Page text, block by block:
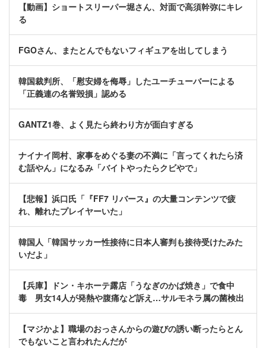
【動画】ショートスリーパー堀さん、対面で高須幹弥にキレ
る
FGOさん、またとんでもないフィギュアを出してしまう
韓国裁判所、「慰安婦を侮辱」したユーチューバーによる
「正義連の名誉毀損」認める
GANTZ1巻、よく見たら終わり方が面白すぎる
ナイナイ岡村、家事をめぐる妻の不満に「言ってくれたら済
む話やん」になるみ「バイトやったらクビやで」
【悲報】浜口氏「『FF7 リバース』の大量コンテンツで疲
れ、離れたプレイヤーいた」
韓国人「韓国サッカー性接待に日本人審判も接待受けたみた
いだよ」
【兵庫】ドン・キホーテ露店「うなぎのかば焼き」で食中
毒 男女14人が発熱や腹痛など訴え…サルモネラ属の菌検出
【マジかよ】職場のおっさんからの遊びの誘い断ったらとん
でもないこと言われたんだが